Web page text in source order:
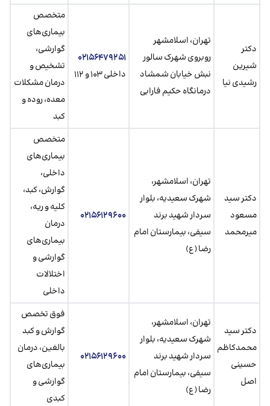
دکتر
شیرین
رشیدی نیا
تهران، اسلامشهر
روبروی شهرک سالور
نبش خیابان شمشاد
درمانگاه حکیم فارابی
۰۲۱۵۶۴۷۹۲۵۱
داخلی ۱۰۳ و ۱۱۲
متخصص
بیماری‌های
گوارشی،
تشخیص و
درمان مشکلات
معده، روده و
کبد
دکتر سید
مسعود
میرمحمد
تهران، اسلامشهر،
شهرک سعیدیه، بلوار
سردار شهید برند
سیفی، بیمارستان امام
رضا (ع)
۰۲۱۵۶۱۲۹۶۰۰
متخصص
بیماری‌های
داخلی،
گوارش، کبد،
کلیه و ریه،
درمان
بیماری‌های
گوارشی و
اختلالات
داخلی
دکتر سید
محمدکاظم
حسینی
اصل
تهران، اسلامشهر،
شهرک سعیدیه، بلوار
سردار شهید برند
سیفی، بیمارستان امام
رضا (ع)
۰۲۱۵۶۱۲۹۶۰۰
فوق تخصص
گوارش و کبد
بالغین، درمان
بیماری‌های
گوارشی و
کبدی